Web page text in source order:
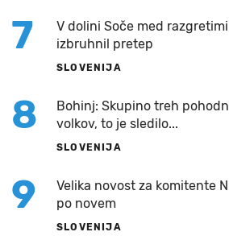
7
V dolini Soče med
izbruhnil pretep
SLOVENIJA
8
Bohinj: Skupino treh
volkov, to je sledilo...
SLOVENIJA
9
Velika novost za komitente
po novem
SLOVENIJA